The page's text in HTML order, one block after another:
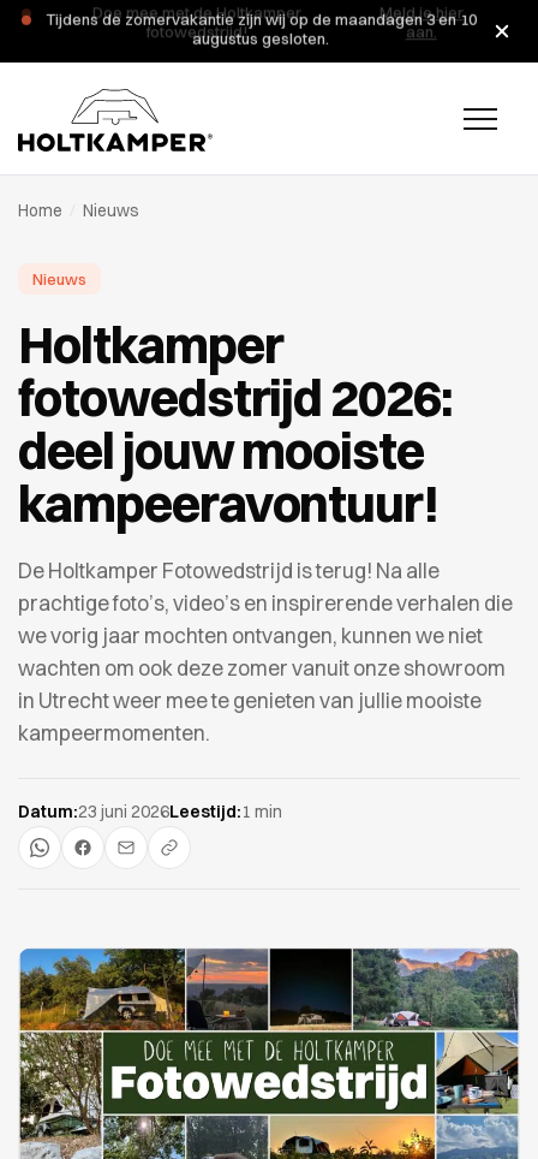
Tijdens de zomervakantie zijn wij op de maandagen 3 en 10
augustus gesloten.
Home Nieuws
Nieuws
Holtkamper
fotowedstrijd 2026:
deel jouw mooiste
kampeeravontuur!
De Holtkamper Fotowedstrijd is terug! Na alle
prachtige foto’s, video’s en inspirerende verhalen die
we vorig jaar mochten ontvangen, kunnen we niet
wachten om ook deze zomer vanuit onze showroom
in Utrecht weer mee te genieten van jullie mooiste
kampeermomenten.
Datum:23 juni 2026Leestijd:1 min